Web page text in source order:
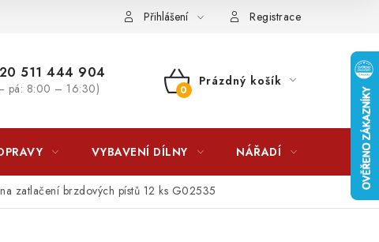
LICENCE K FOTOGRAFIÍM Doplňkové služby
Přihlášení Registrace
511 444 904
pá: 8:00 – 16:30)
NÁKUPNÍ
Prázdný košík
VYBAVENÍ DÍLNY NÁŘADÍ
zatlačení brzdových pístů 12 ks G02535